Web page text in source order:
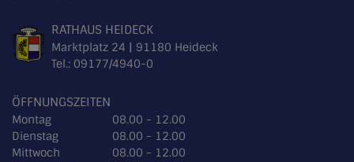
RATHAUS HEIDECK
Marktplatz 24 | 91180 Heideck
Tel.: 09177/4940-0
ÖFFNUNGSZEITEN
Montag
08.00 - 12.00
Dienstag
08.00 - 12.00
Mittwoch
08.00 - 12.00